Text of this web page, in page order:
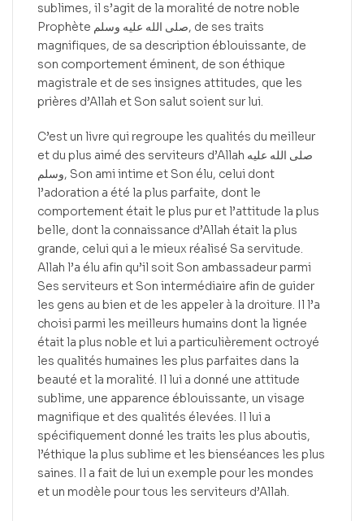
sublimes, il s’agit de la moralité de notre noble
Prophète صلى الله عليه وسلم, de ses traits
magnifiques, de sa description éblouissante, de
son comportement éminent, de son éthique
magistrale et de ses insignes attitudes, que les
prières d’Allah et Son salut soient sur lui.
C’est un livre qui regroupe les qualités du meilleur
et du plus aimé des serviteurs d’Allah صلى الله عليه
وسلم, Son ami intime et Son élu, celui dont
l’adoration a été la plus parfaite, dont le
comportement était le plus pur et l’attitude la plus
belle, dont la connaissance d’Allah était la plus
grande, celui qui a le mieux réalisé Sa servitude.
Allah l’a élu afin qu’il soit Son ambassadeur parmi
Ses serviteurs et Son intermédiaire afin de guider
les gens au bien et de les appeler à la droiture. Il l’a
choisi parmi les meilleurs humains dont la lignée
était la plus noble et lui a particulièrement octroyé
les qualités humaines les plus parfaites dans la
beauté et la moralité. Il lui a donné une attitude
sublime, une apparence éblouissante, un visage
magnifique et des qualités élevées. Il lui a
spécifiquement donné les traits les plus aboutis,
l’éthique la plus sublime et les bienséances les plus
saines. Il a fait de lui un exemple pour les mondes
et un modèle pour tous les serviteurs d’Allah.